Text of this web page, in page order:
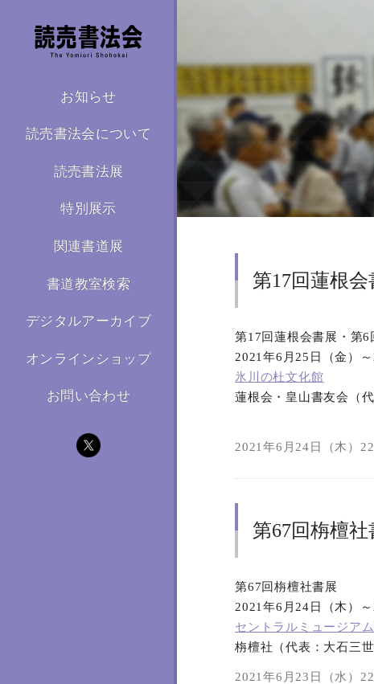
お知らせ
読売書法会について
読売書法展
特別展示
関連書道展
書道教室検索
デジタルアーカイブ
オンラインショップ
お問い合わせ
第17回蓮根
第17回蓮根会書展・第6
2021年6月25日（金）～
氷川の杜文化館
蓮根会・皇山書友会（
2021年6月24日（木）
第67回栴檀社
第67回栴檀社書展
2021年6月24日（木）～
セントラルミュージア
栴檀社（代表：大石三世
2021年6月23日（水）